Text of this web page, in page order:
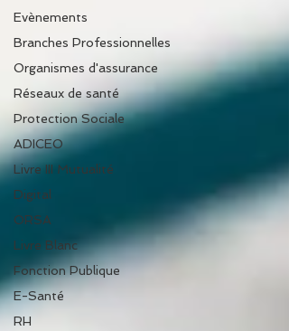
Evènements
Branches Professionnelles
Organismes d'assurance
Réseaux de santé
Protection Sociale
ADICEO
Livre III Mutualité
Digital
ORSA
Livre Blanc
Fonction Publique
E-Santé
RH